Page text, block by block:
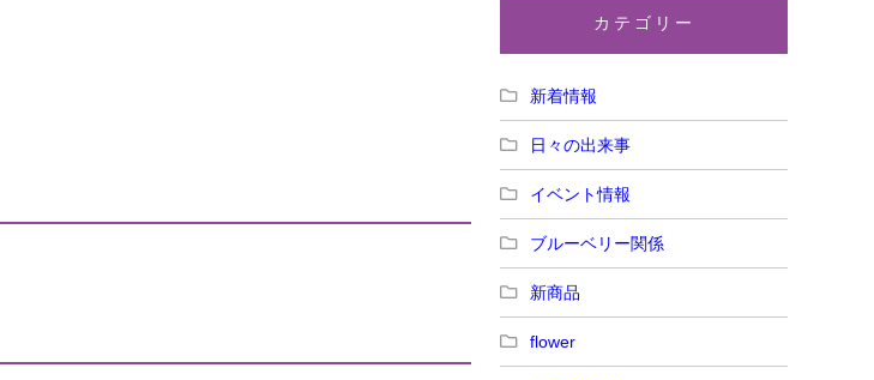
カテゴリー
新着情報
日々の出来事
イベント情報
ブルーベリー関係
新商品
flower